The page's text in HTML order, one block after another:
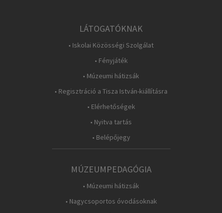
LÁTOGATÓKNAK
• Iskolai Közösségi Szolgálat
• Fényjáték
• Múzeumi hátizsák
• Regisztráció a Tisza István-kiállításra
• Elérhetőségek
• Nyitva tartás
• Belépőjegy
MÚZEUMPEDAGÓGIA
• Múzeumi hátizsák
• Nagycsoportos óvodásoknak